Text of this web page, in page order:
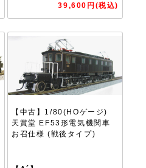
39,600円(税込)
【中古】1/80(HOゲージ)
天賞堂 EF53形電気機関車
お召仕様 (戦後タイプ)